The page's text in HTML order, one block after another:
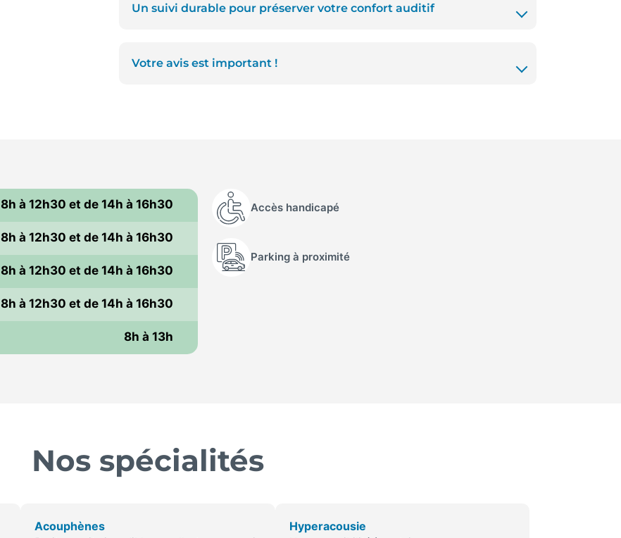
Un suivi durable pour préserver votre confort auditif
Votre avis est important !
8h à 12h30 et de 14h à 16h30
8h à 12h30 et de 14h à 16h30
8h à 12h30 et de 14h à 16h30
8h à 12h30 et de 14h à 16h30
8h à 13h
Accès handicapé
Parking à proximité
Nos spécialités
Acouphènes Hyperacousie